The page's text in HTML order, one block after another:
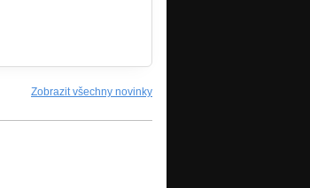
Zobrazit všechny novinky